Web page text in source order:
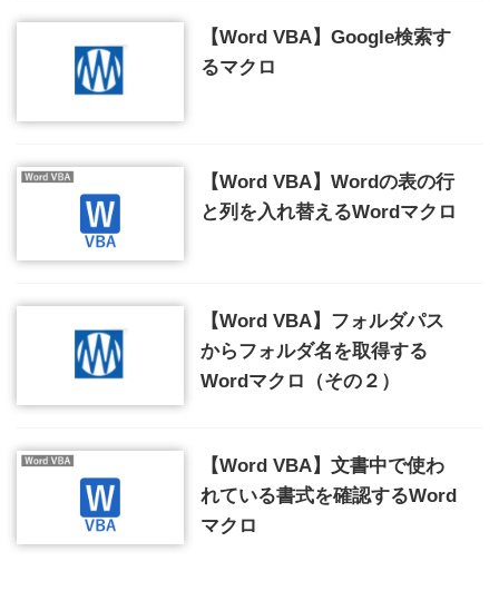
【Word VBA】Google検索す
るマクロ
【Word VBA】Wordの表の行
と列を入れ替えるWordマクロ
【Word VBA】フォルダパス
からフォルダ名を取得する
Wordマクロ（その２）
【Word VBA】文書中で使わ
れている書式を確認するWord
マクロ